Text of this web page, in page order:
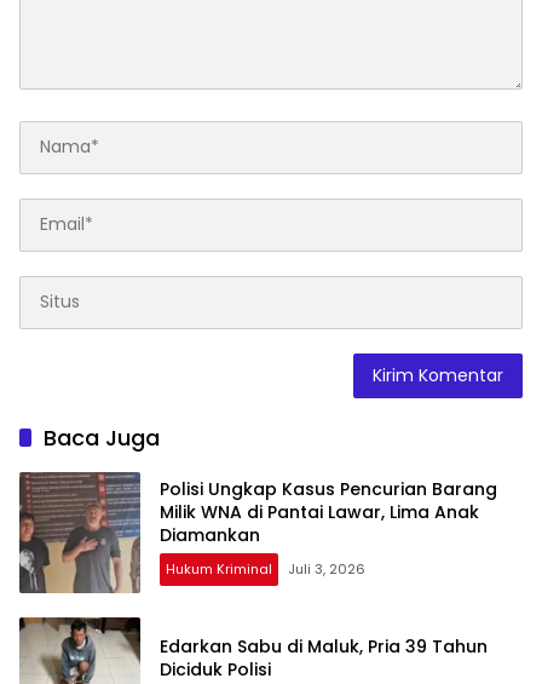
Baca Juga
Polisi Ungkap Kasus Pencurian Barang
Milik WNA di Pantai Lawar, Lima Anak
Diamankan
Hukum Kriminal Juli 3, 2026
Edarkan Sabu di Maluk, Pria 39 Tahun
Diciduk Polisi